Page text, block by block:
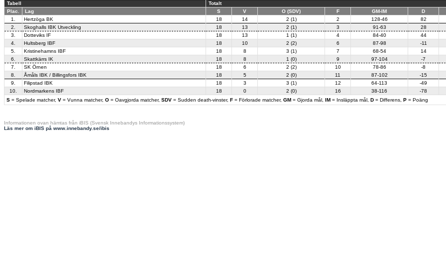
Tabell
Totalt
Plac.
Lag S V O (SDV) F GM-IM D
S = Spelade matcher, V = Vunna matcher, O = Oavgjorda matcher, SDV = Sudden death-vinster, F = Förlorade matcher, GM = Gjorda mål, IM = Insläppta mål, D = Differens, P = Poäng
1. Hertzöga BK 18 14 2 (1) 2 128-46 82
2.
Skoghalls IBK Utveckling 18 13 2 (1) 3 91-63 28
3.
Dotteviks IF 18 13 1 (1) 4 84-40 44
4.
Hultsberg IBF 18 10 2 (2) 6 87-98 -11
5.
Kristinehamns IBF 18 8 3 (1) 7 68-54 14
6.
Skattkärrs IK 18 8 1 (0) 9 97-104 -7
7.
SK Örnen 18 6 2 (2) 10 78-86 -8
8.
Åmåls IBK / Billingsfors IBK 18 5 2 (0) 11 87-102 -15
9.
Filipstad IBK 18 3 3 (1) 12 64-113 -49
10.
Nordmarkens IBF 18 0 2 (0) 16 38-116 -78
Informationen ovan hämtas från iBIS (Svensk Innebandys Informationssystem)
Läs mer om iBIS på www.innebandy.se/ibis